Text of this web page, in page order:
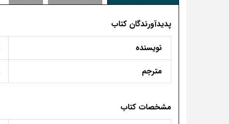
پدیدآورندگان کتاب
نویسنده
مترجم
مشخصات کتاب